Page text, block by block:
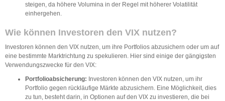
steigen, da höhere Volumina in der Regel mit höherer Volatilität
einhergehen.
Wie können Investoren den VIX nutzen?
Investoren können den VIX nutzen, um ihre Portfolios abzusichern oder um auf
eine bestimmte Marktrichtung zu spekulieren. Hier sind einige der gängigsten
Verwendungszwecke für den VIX:
Portfolioabsicherung: Investoren können den VIX nutzen, um ihr
Portfolio gegen rückläufige Märkte abzusichern. Eine Möglichkeit, dies
zu tun, besteht darin, in Optionen auf den VIX zu investieren, die bei